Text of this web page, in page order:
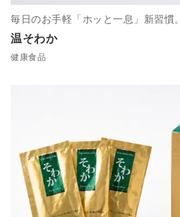
温そわか
毎日のお手軽「ホッと一息」新習慣。
健康食品